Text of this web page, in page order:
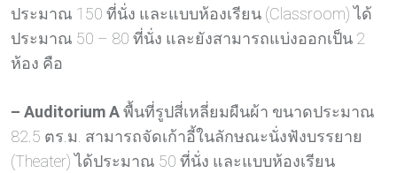
ประมาณ 150 ที่นั่ง และแบบห้องเรียน (Classroom) ได้
ประมาณ 50 – 80 ที่นั่ง และยังสามารถแบ่งออกเป็น 2
ห้อง คือ
– Auditorium Aพื้นที่รูปสี่เหลี่ยมผืนผ้า ขนาดประมาณ
82.5 ตร.ม. สามารถจัดเก้าอี้ในลักษณะนั่งฟังบรรยาย
(Theater) ได้ประมาณ 50 ที่นั่ง และแบบห้องเรียน